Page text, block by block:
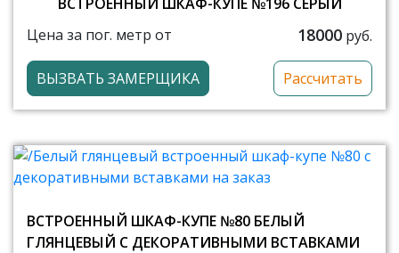
Цена за пог. метр от
18000 руб.
ВЫЗВАТЬ ЗАМЕРЩИКА Рассчитать
ВСТРОЕННЫЙ ШКАФ-КУПЕ №80 БЕЛЫЙ
ГЛЯНЦЕВЫЙ С ДЕКОРАТИВНЫМИ ВСТАВКАМИ